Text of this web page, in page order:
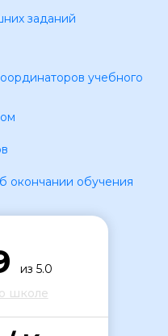
заданий
учебного
окончании обучения
из 5.0
школе